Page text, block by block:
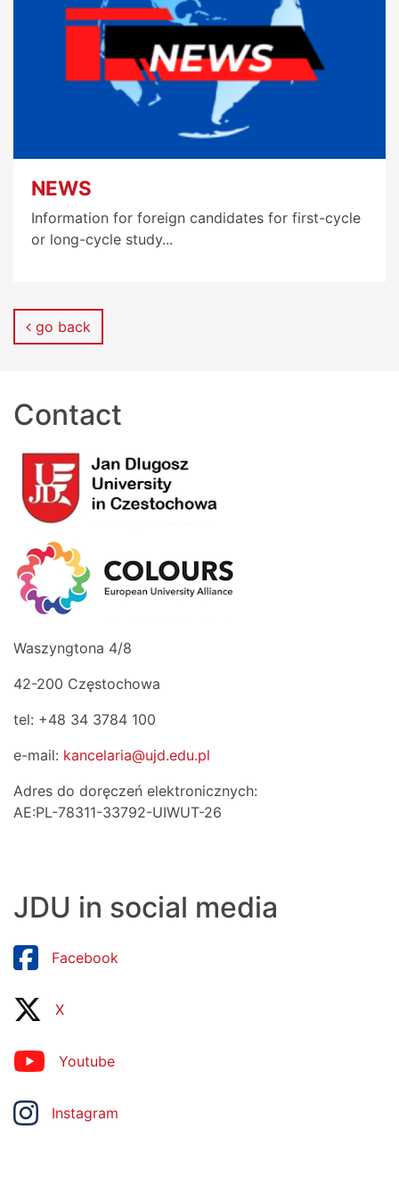
NEWS
Information for foreign candidates for first-cycle
or long-cycle study...
go back
Contact
Waszyngtona 4/8
42-200 Częstochowa
tel: +48 34 3784 100
e-mail: kancelaria@ujd.edu.pl
Adres do doręczeń elektronicznych:
AE:PL-78311-33792-UIWUT-26
JDU in social media
Facebook
X
Youtube
Instagram